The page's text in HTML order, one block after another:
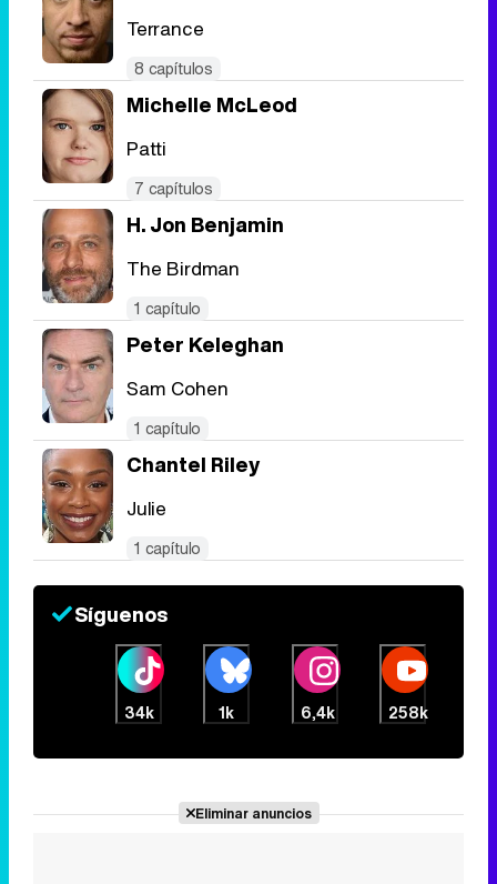
Terrance
8 capítulos
Michelle McLeod
Patti
7 capítulos
H. Jon Benjamin
The Birdman
1 capítulo
Peter Keleghan
Sam Cohen
1 capítulo
Chantel Riley
Julie
1 capítulo
Síguenos
34k 1k 6,4k 258k
Eliminar anuncios